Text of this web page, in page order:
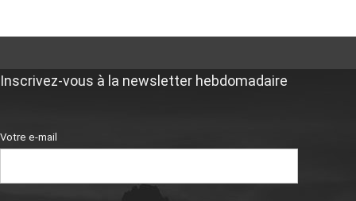
Inscrivez-vous à la newsletter hebdomadaire
Votre e-mail